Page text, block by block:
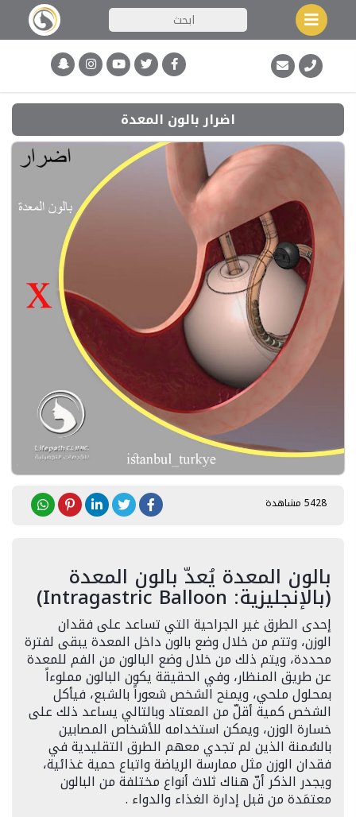
اضرار بالون المعدة
5428 مشاهدة
بالون المعدة يُعدّ بالون المعدة
(بالإنجليزية: Intragastric Balloon)
إحدى الطرق غير الجراحية التي تساعد على فقدان
الوزن، وتتم من خلال وضع بالون داخل المعدة يبقى لفترة
محددة، ويتم ذلك من خلال وضع البالون من الفم للمعدة
عن طريق المنظار، وفي الحقيقة يكون البالون مملوءاً
بمحلول ملحي، ويمنح الشخص شعوراً بالشبع، فيأكل
الشخص كمية أقلّ من المعتاد وبالتالي يساعد ذلك على
خسارة الوزن، ويمكن استخدامه للأشخاص المصابين
بالسُمنة الذين لم تجدي معهم الطرق التقليدية في
فقدان الوزن مثل ممارسة الرياضة واتباع حمية غذائية،
ويجدر الذكر أنّ هناك ثلاث أنواع مختلفة من البالون
معتمَدة من قبل إدارة الغذاء والدواء .